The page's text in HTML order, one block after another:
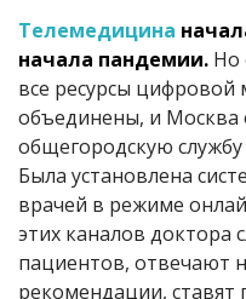
Телемедицина
начала пандемии. Но
все ресурсы
объединены, и Москва
общегородскую
Была установлена
врачей в режиме
этих каналов доктора
пациентов, отвечают
рекомендации,